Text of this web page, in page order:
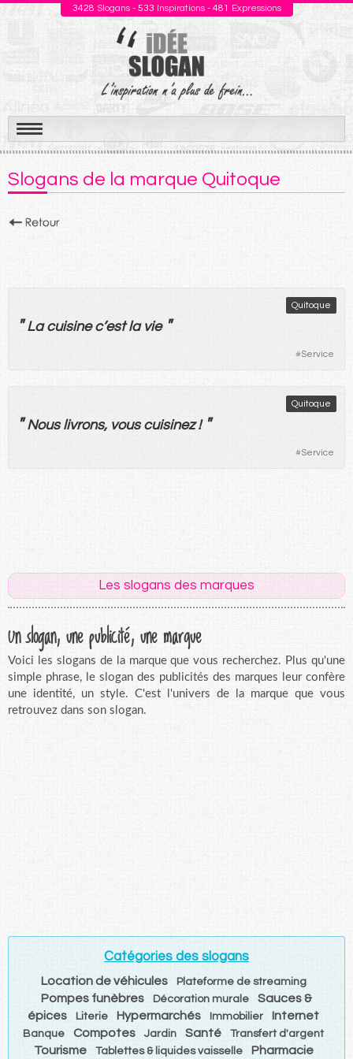
3428 Slogans - 533 Inspirations - 481 Expressions
Aller
au
contenu
Slogans de la marque Quitoque
Quitoque
" La cuisinec’est la vie "
#Service
Quitoque
" Nous livrons, vous cuisinez! "
#Service
Les slogans des marques
Un slogan, une publicité, une marque
Voici les slogans de la marque que vous recherchez. Plus qu'une
simple phrase, le slogan des publicités des marques leur confère
une identité, un style. C'est l'univers de la marque que vous
retrouvez dans son slogan.
Catégories des slogans
Location de véhicules Plateforme de streaming
Pompes funèbres Décoration murale
Sauces &
épices
Literie Hypermarchés Immobilier Internet
Banque Compotes Jardin Santé Transfert d'argent
Tourisme Tablettes & liquides vaisselle Pharmacie